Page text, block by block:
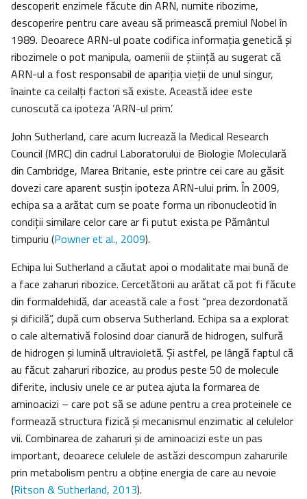
descoperit enzimele făcute din ARN, numite ribozime,
descoperire pentru care aveau să primească premiul Nobel în
1989. Deoarece ARN-ul poate codifica informația genetică și
ribozimele o pot manipula, oamenii de știință au sugerat că
ARN-ul a fost responsabil de apariţia vieții de unul singur,
înainte ca ceilalți factori să existe. Această idee este
cunoscută ca ipoteza ‘ARN-ul prim’.
John Sutherland, care acum lucrează la Medical Research
Council (MRC) din cadrul Laboratorului de Biologie Moleculară
din Cambridge, Marea Britanie, este printre cei care au găsit
dovezi care aparent susțin ipoteza ARN-ului prim. În 2009,
echipa sa a arătat cum se poate forma un ribonucleotid în
condiții similare celor care ar fi putut exista pe Pământul
timpuriu (Powner et al., 2009).
Echipa lui Sutherland a căutat apoi o modalitate mai bună de
a face zaharuri ribozice. Cercetătorii au arătat că pot fi făcute
din formaldehidă, dar această cale a fost “prea dezordonată
și dificilă”, după cum observa Sutherland. Echipa sa a explorat
o cale alternativă folosind doar cianură de hidrogen, sulfură
de hidrogen și lumină ultravioletă. Şi astfel, pe lângă faptul că
au făcut zaharuri ribozice, au produs peste 50 de molecule
diferite, inclusiv unele ce ar putea ajuta la formarea de
aminoacizi – care pot să se adune pentru a crea proteinele ce
formează structura fizică și mecanismul enzimatic al celulelor
vii. Combinarea de zaharuri și de aminoacizi este un pas
important, deoarece celulele de astăzi descompun zaharurile
prin metabolism pentru a obține energia de care au nevoie
(Ritson & Sutherland, 2013).